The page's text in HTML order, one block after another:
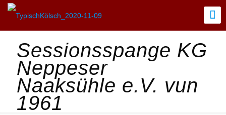
Sessionsspange KG
Neppeser
Naaksühle e.V. vun
1961